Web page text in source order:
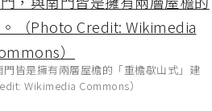
皆是擁有兩層屋檐的「重檐歇山式」建
Wikimedia Commons）